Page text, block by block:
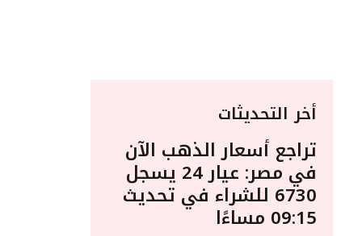
أخر التحديثات
تراجع أسعار الذهب الآن
في مصر: عيار 24 يسجل
6730 للشراء في تحديث
09:15 مساءًا